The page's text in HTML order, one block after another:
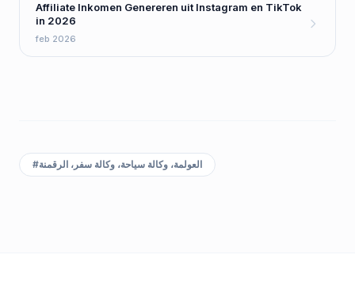
Affiliate Inkomen Genereren uit Instagram en TikTok
in 2026
feb 2026
#العولمة، وكالة سياحة، وكالة سفر، الرقمنة